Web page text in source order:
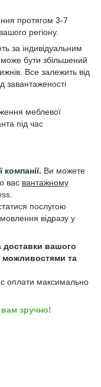
протягом 3-7
регіону.
за індивідуальним
бути збільшений
Все залежить від
завантаженості
меблевої
під час
Ви можете
вас вантажному
послугою
відразу у
доставки вашого
можливостями та
оплати максимально
зручно!